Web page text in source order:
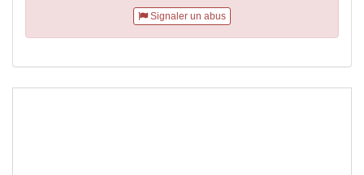
Signaler un abus